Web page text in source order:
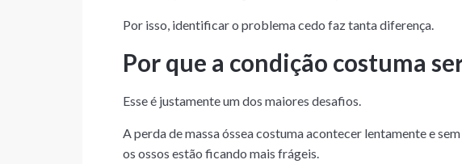
Por isso, identificar o problema cedo faz tanta diferença.
Por que a condição costuma
Esse é justamente um dos maiores desafios.
A perda de massa óssea costuma acontecer lentamente e
os ossos estão ficando mais frágeis.